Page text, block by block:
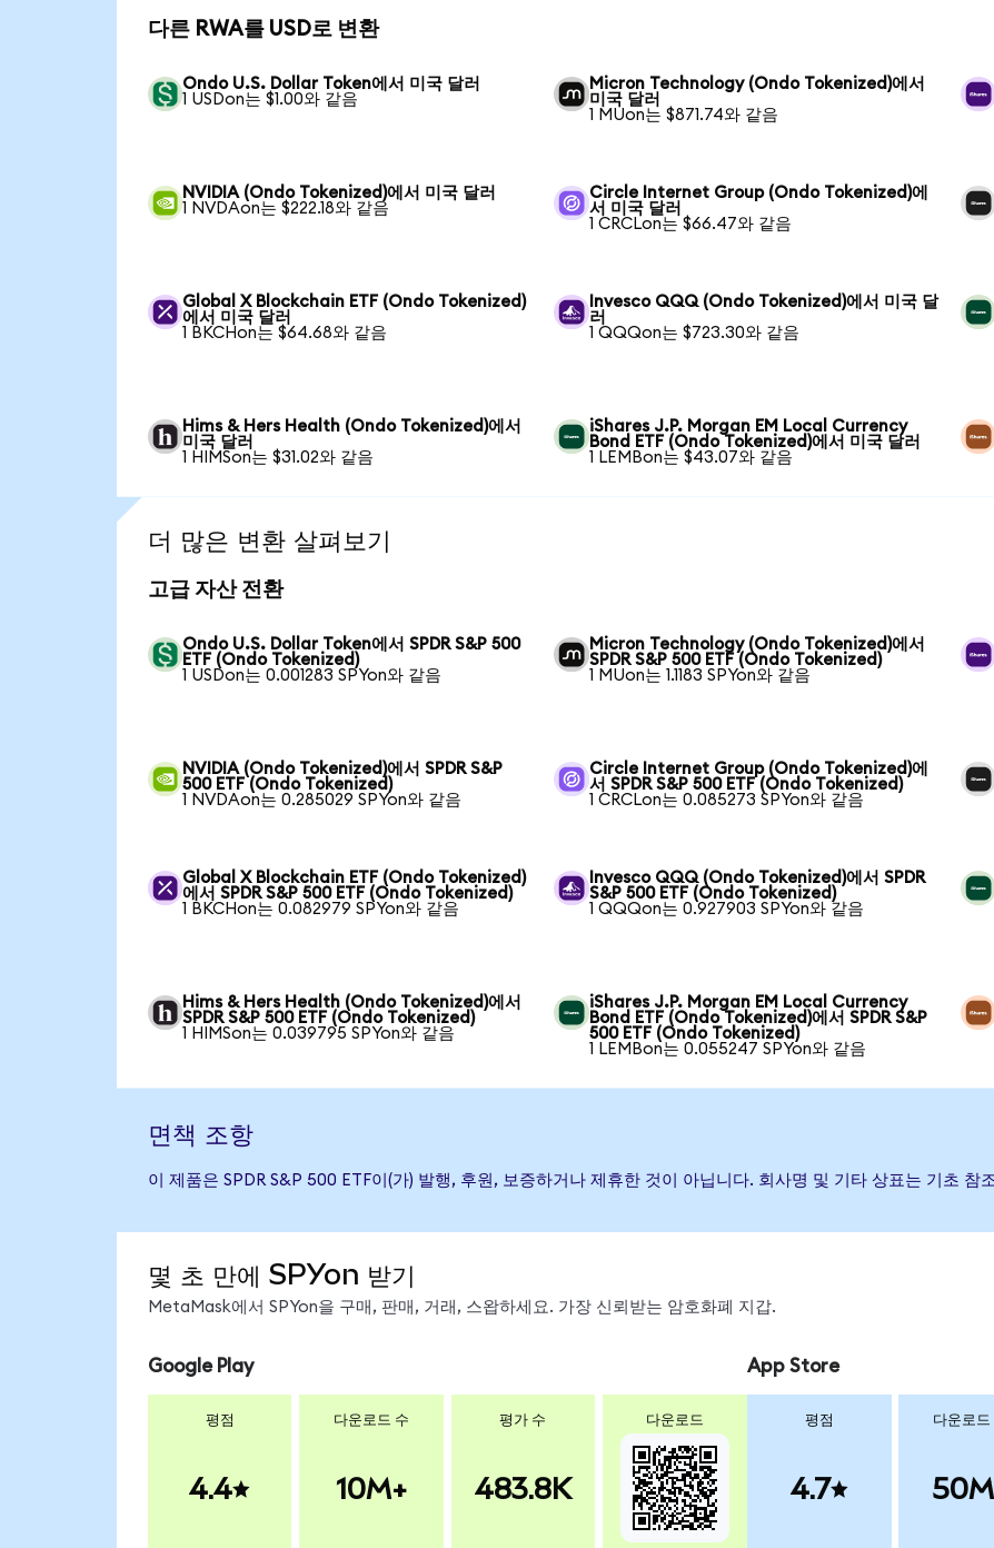
다른 RWA를 USD로 변환
Ondo U.S. Dollar Token에서 미국 달러
1 USDon는 $1.00와 같음
Micron Technology (Ondo Tokenized)에서
미국 달러
1 MUon는 $871.74와 같음
NVIDIA (Ondo Tokenized)에서 미국 달러
1 NVDAon는 $222.18와 같음
Circle Internet Group (Ondo Tokenized)에
서 미국 달러
1 CRCLon는 $66.47와 같음
Global X Blockchain ETF (Ondo Tokenized)
에서 미국 달러
1 BKCHon는 $64.68와 같음
Invesco QQQ (Ondo Tokenized)에서 미국 달
러
1 QQQon는 $723.30와 같음
Hims & Hers Health (Ondo Tokenized)에서
미국 달러
1 HIMSon는 $31.02와 같음
iShares J.P. Morgan EM Local Currency
Bond ETF (Ondo Tokenized)에서 미국 달러
1 LEMBon는 $43.07와 같음
더 많은 변환 살펴보기
고급 자산 전환
Ondo U.S. Dollar Token에서 SPDR S&P 500
ETF (Ondo Tokenized)
1 USDon는 0.001283 SPYon와 같음
Micron Technology (Ondo Tokenized)에서
SPDR S&P 500 ETF (Ondo Tokenized)
1 MUon는 1.1183 SPYon와 같음
NVIDIA (Ondo Tokenized)에서 SPDR S&P
500 ETF (Ondo Tokenized)
1 NVDAon는 0.285029 SPYon와 같음
Circle Internet Group (Ondo Tokenized)에
서 SPDR S&P 500 ETF (Ondo Tokenized)
1 CRCLon는 0.085273 SPYon와 같음
Global X Blockchain ETF (Ondo Tokenized)
에서 SPDR S&P 500 ETF (Ondo Tokenized)
1 BKCHon는 0.082979 SPYon와 같음
Invesco QQQ (Ondo Tokenized)에서 SPDR
S&P 500 ETF (Ondo Tokenized)
1 QQQon는 0.927903 SPYon와 같음
Hims & Hers Health (Ondo Tokenized)에서
SPDR S&P 500 ETF (Ondo Tokenized)
1 HIMSon는 0.039795 SPYon와 같음
iShares J.P. Morgan EM Local Currency
Bond ETF (Ondo Tokenized)에서 SPDR S&P
500 ETF (Ondo Tokenized)
1 LEMBon는 0.055247 SPYon와 같음
면책 조항
이 제품은 SPDR S&P 500 ETF이(가) 발행, 후원, 보증하거나 제휴한 것이 아닙니다. 회사명 및 기타 상표는 기초 참
몇 초 만에 SPYon 받기
MetaMask에서 SPYon을 구매, 판매, 거래, 스왑하세요. 가장 신뢰받는 암호화폐 지갑.
Google Play
평점
4.4
다운로드 수
10M+
평가 수
483.8K
다운로드
App Store
평점
4.7
다운로드